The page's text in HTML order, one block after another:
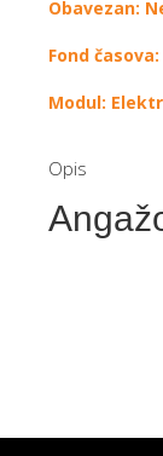
Obavezan:
Fond časova:
Modul:
Opis